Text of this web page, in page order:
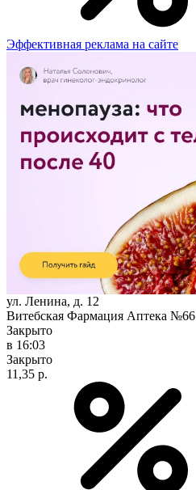
Эффективная реклама на сайте
ул. Ленина, д. 12
Витебская Фармация Аптека №66
Закрыто
в 16:03
Закрыто
11,35 р.